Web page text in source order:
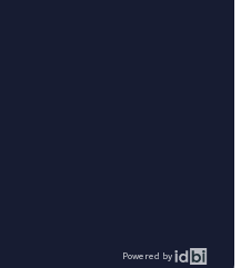
Powered by